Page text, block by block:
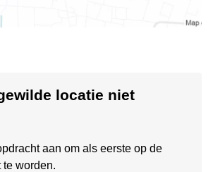
locatie niet
aan om als eerste op de
te worden.